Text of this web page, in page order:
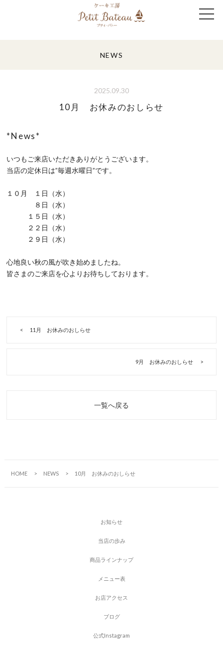
NEWS
2025.09.30
10月 お休みのおしらせ
*News*
いつもご来店いただきありがとうございます。
当店の定休日は”毎週水曜日”です。
１０月 １日（水）
８日（水）
１５日（水）
２２日（水）
２９日（水）
心地良い秋の風が吹き始めましたね。
皆さまのご来店を心よりお待ちしております。
11月 お休みのおしらせ
9月 お休みのおしらせ
一覧へ戻る
HOME NEWS 10月 お休みのおしらせ
お知 らせ
当 店の歩み
商品ラ イ ンナ ッ プ
メ ニ ュ ー表
お 店アク セ ス
ブロ グ
公式Instagram